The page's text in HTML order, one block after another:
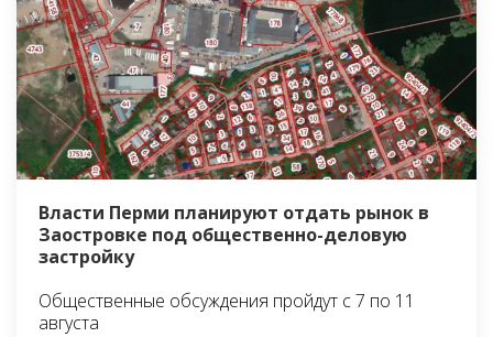
Власти Перми планируют отдать рынок в
Заостровке под общественно-деловую
застройку
Общественные обсуждения пройдут с 7 по 11
августа